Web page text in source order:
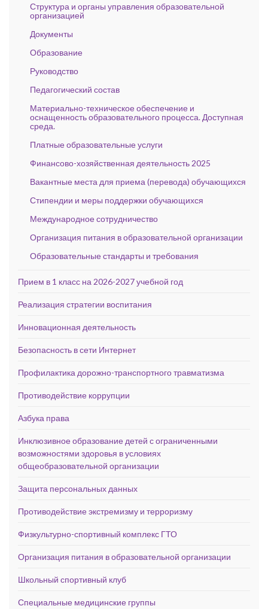
Структура и органы управления образовательной
организацией
Документы
Образование
Руководство
Педагогический состав
Материально-техническое обеспечение и
оснащенность образовательного процесса. Доступная
среда.
Платные образовательные услуги
Финансово-хозяйственная деятельность 2025
Вакантные места для приема (перевода) обучающихся
Стипендии и меры поддержки обучающихся
Международное сотрудничество
Организация питания в образовательной организации
Образовательные стандарты и требования
Прием в 1 класс на 2026-2027 учебной год
Реализация стратегии воспитания
Инновационная деятельность
Безопасность в сети Интернет
Профилактика дорожно-транспортного травматизма
Противодействие коррупции
Азбука права
Инклюзивное образование детей с ограниченными
возможностями здоровья в условиях
общеобразовательной организации
Защита персональных данных
Противодействие экстремизму и терроризму
Физкультурно-спортивный комплекс ГТО
Организация питания в образовательной организации
Школьный спортивный клуб
Специальные медицинские группы